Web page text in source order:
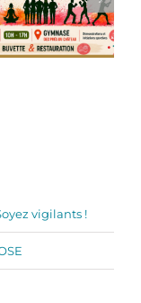
vigilants !